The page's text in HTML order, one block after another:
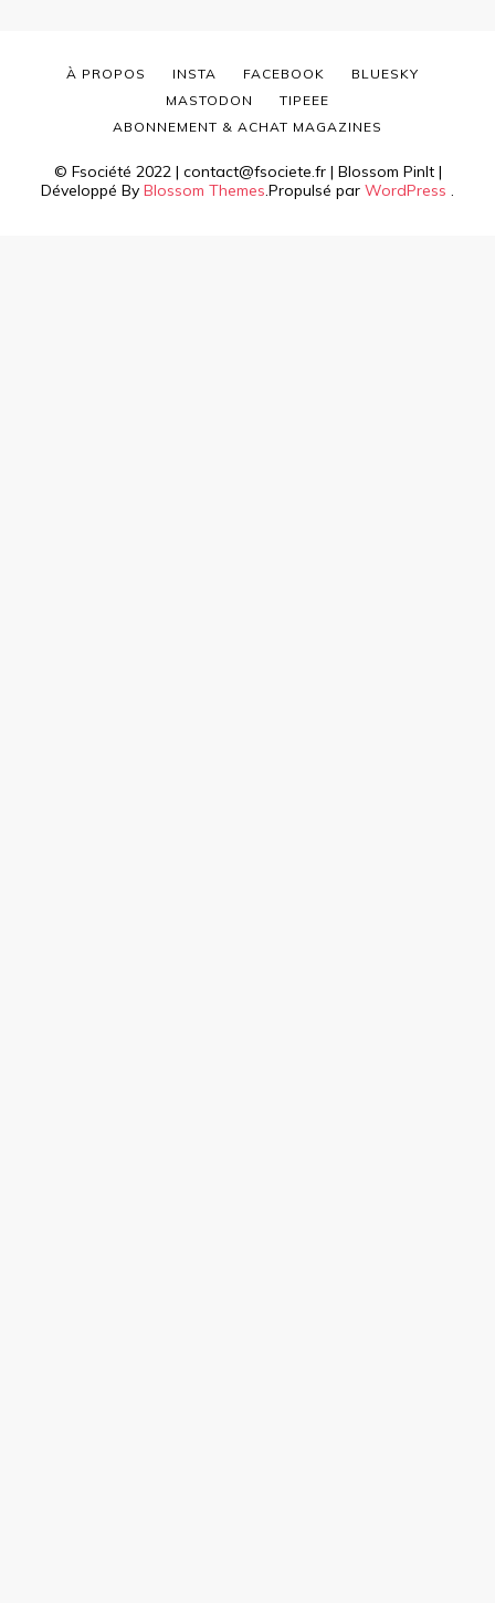
© Fsociété 2022 | contact@fsociete.fr | Blossom PinIt |
Développé By Blossom Themes.Propulsé par WordPress .
À PROPOS INSTA FACEBOOK
BLUESKY
MASTODON
TIPEEE
ABONNEMENT & ACHAT MAGAZINES